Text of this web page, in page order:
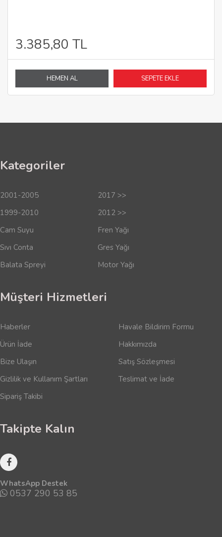
3.385,80 TL
HEMEN AL SEPETE EKLE
Kategoriler
2001-2005
2017 >>
1999-2010
2012 >>
Cam Suyu
Fren Yağı
Sıvı Conta
Gres Yağı
Balata Spreyi
Motor Yağı
Müşteri Hizmetleri
Haberler
Havale Bildirim Formu
Ürün İade
Hakkımızda
Bize Ulaşın
Satış Sözleşmesi
Gizlilik ve Kullanım Şartları
Teslimat ve İade
Sipariş Takibi
Takipte Kalın
WhatsApp Destek
0537 290 53 85